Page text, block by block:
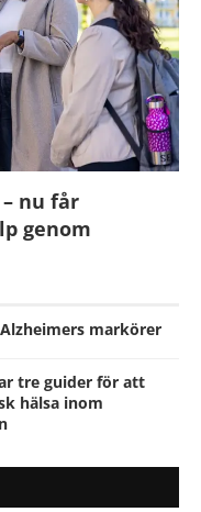
nu får
genom
markörer
tre guider för att
hälsa inom